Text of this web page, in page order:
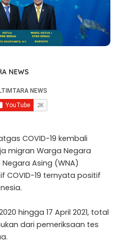
NEWS
COVID-19 kembali
migran Warga Negara
Asing (WNA)
19 ternyata positif
hingga 17 April 2021, total
dari pemeriksaan tes